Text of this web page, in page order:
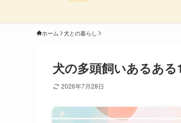
ホーム 犬との暮らし
犬の多頭飼いあるあ
2026年7月28日